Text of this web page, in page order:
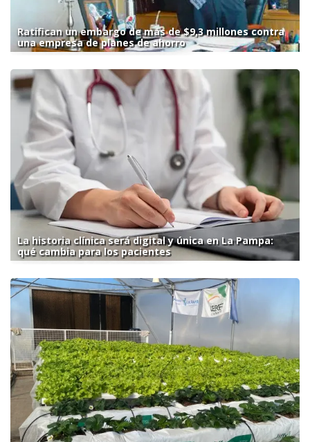
Ratifican un embargo de más de $9,3 millones contra
una empresa de planes de ahorro
La historia clínica será digital y única en La Pampa:
qué cambia para los pacientes